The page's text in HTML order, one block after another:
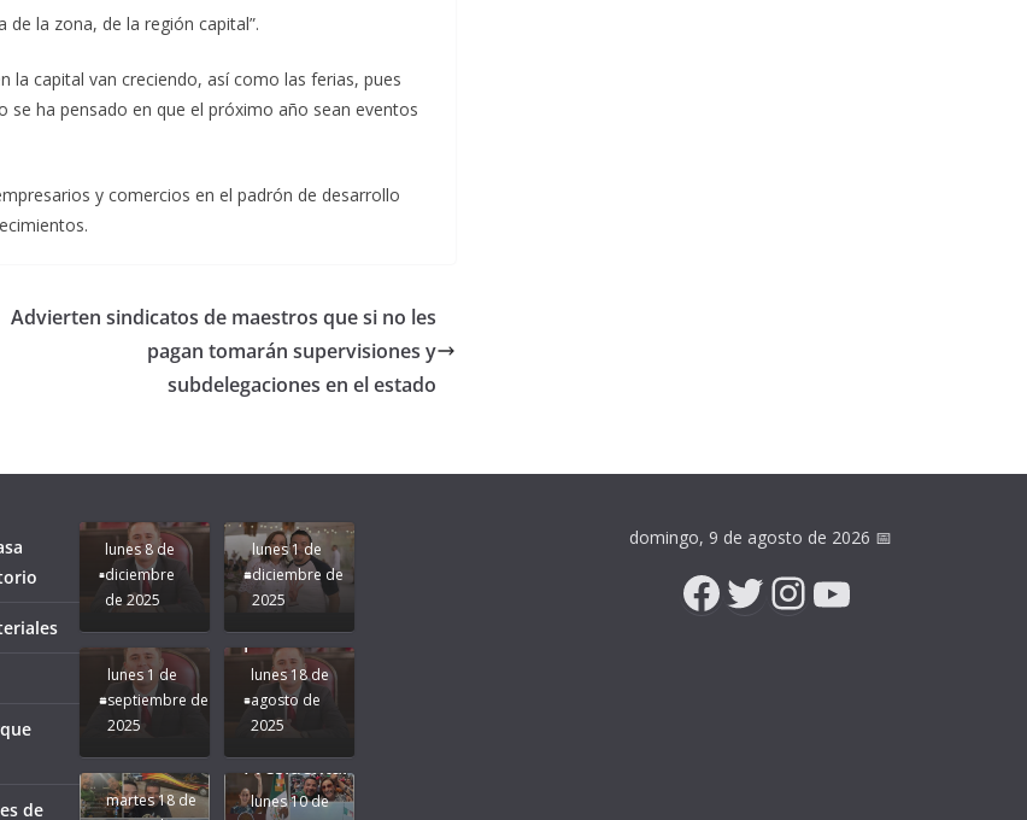
la zona, de la región capital”.
la capital van creciendo, así como las ferias, pues
se ha pensado en que el próximo año sean eventos
y comercios en el padrón de desarrollo
Advierten sindicatos de maestros que si no les
pagan tomarán supervisiones y
subdelegaciones en el estado
de
Unamos
lunes 8 de
diciembre
de 2025
lunes 1 de
diciembre de
2025
Apoyo y
Seguimos la
Ruta que
Marca
Nuestra
Rocío Nahle.
lunes 1 de
septiembre de
2025
Pongamos
de moda;
San
Andrés
Tuxtla
presente.
lunes 18 de
agosto de
2025
Difamación
martes 18 de
Presidenta!
lunes 10 de
domingo, 9 de agosto de 2026 📅
Facebook
Twitter
Instagram
YouTube